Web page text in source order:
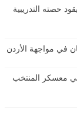
حصته التدريبية
في مواجهة الأردن
في معسكر المنتخب